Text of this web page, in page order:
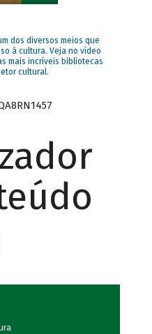
dos diversos meios que
à cultura. Veja no vídeo
mais incríveis bibliotecas
cultural.